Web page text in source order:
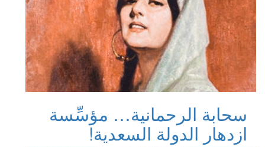
سحابة الرحمانية… مؤسِّسة
ازدهار الدولة السعدية!